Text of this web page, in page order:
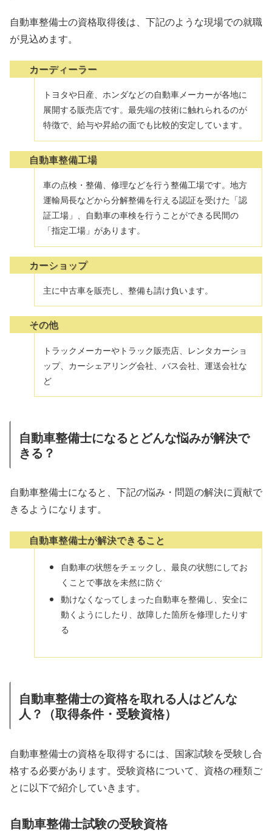
自動車整備士の資格取得後は、下記のような現場での就職
が見込めます。
カーディーラー
トヨタや日産、ホンダなどの自動車メーカーが各地に
展開する販売店です。最先端の技術に触れられるのが
特徴で、給与や昇給の面でも比較的安定しています。
自動車整備工場
車の点検・整備、修理などを行う整備工場です。地方
運輸局長などから分解整備を行える認証を受けた「認
証工場」、自動車の車検を行うことができる民間の
「指定工場」があります。
カーショップ
主に中古車を販売し、整備も請け負います。
その他
トラックメーカーやトラック販売店、レンタカーショ
ップ、カーシェアリング会社、バス会社、運送会社な
ど
自動車整備士になるとどんな悩みが解決で
きる？
自動車整備士になると、下記の悩み・問題の解決に貢献で
きるようになります。
自動車整備士が解決できること
自動車の状態をチェックし、最良の状態にしてお
くことで事故を未然に防ぐ
動けなくなってしまった自動車を整備し、安全に
動くようにしたり、故障した箇所を修理したりす
る
自動車整備士の資格を取れる人はどんな
人？（取得条件・受験資格）
自動車整備士の資格を取得するには、国家試験を受験し合
格する必要があります。受験資格について、資格の種類ご
とに以下で紹介していきます。
自動車整備士試験の受験資格